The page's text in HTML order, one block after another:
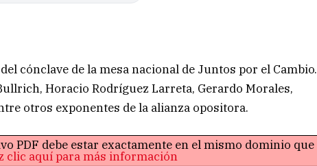
cónclave de la mesa nacional de Juntos por el Cambio.
Horacio Rodríguez Larreta, Gerardo Morales,
otros exponentes de la alianza opositora.
PDF debe estar exactamente en el mismo dominio que
clic aquí para más información